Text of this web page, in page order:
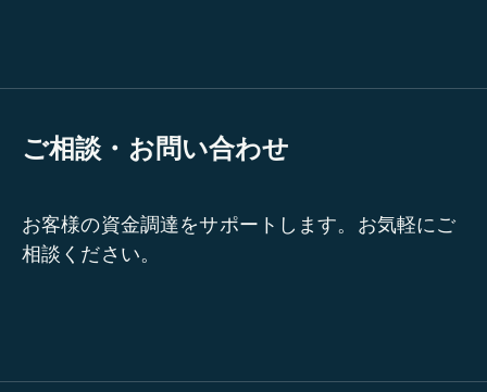
ご相談・お問い合わせ
お客様の資金調達をサポートします。お気軽にご
相談ください。